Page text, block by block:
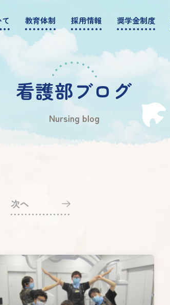
教育体制 採用情報 奨学金制度
看護部ブログ
Nursing blog
次へ